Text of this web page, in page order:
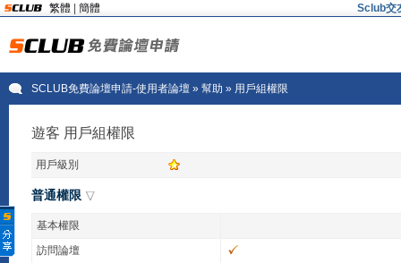
繁體 簡體 Sclub交
SCLUB免費論壇申請-使用者論壇» 幫助 » 用戶組權限
遊客 用戶組權限
用戶級別
普通權限
基本權限
訪問論壇